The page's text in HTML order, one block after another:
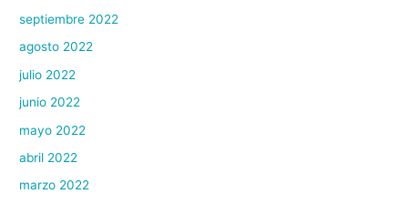
septiembre 2022
agosto 2022
julio 2022
junio 2022
mayo 2022
abril 2022
marzo 2022